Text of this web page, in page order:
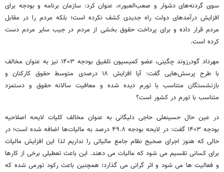
سوی گردنه‌های دشوار و صعب‌العبور»، عنوان کرد: سازمان برنامه و بودجه برای
افزایش درآمدهای دولت راه جدیدی کشف نکرده است؛ بلکه مردم را در مقابل
مردم قرار داده و برای پرداخت حقوق بخشی از مردم در جیب سایر مردم دست
کرده است.
مهرداد گودرزوند چگینی، عضو کمیسیون تلفیق بودجه ۱۴۰۳ نیز به عنوان مخالف
با طرح پرسش‌هایی گفت: آیا افزایش ۱۸ درصدی متوسط حقوق کارکنان و
بازنشستگان متناسب با تورم دیده شده و معافیت سالانه حقوق و دستمزد
متناسب با تورم در کشور است؟
در عین حال حسینعلی حاجی دلیگانی به عنوان مخالف کلیات لایحه اصلاحیه
بودجه ۱۴۰۳ گفت: در لایحه بودجه ۴۹.۸ درصد به مالیات‌ها اضافه شده است؛ در
حالی که هنوز اجرای صحیح نظام جامع مالیاتی را نداریم لذا این افزایش مالیات
برای کسانی تقسیم می شود که مالیات می دهند. این باعث تعطیلی برخی از کارها
و فعالیت ها می شود و اثر گرانی می گذارد؛ همچنین باعث رکود تورمی شده که